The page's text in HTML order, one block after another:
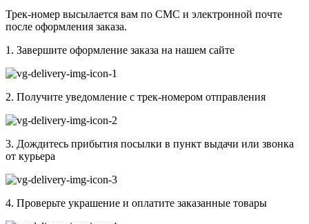
Трек-номер высылается вам по СМС и электронной почте
после оформления заказа.
1. Завершите оформление заказа на нашем сайте
2. Получите уведомление с трек-номером отправления
3. Дождитесь прибытия посылки в пункт выдачи или звонка
от курьера
4. Проверьте украшение и оплатите заказанные товары